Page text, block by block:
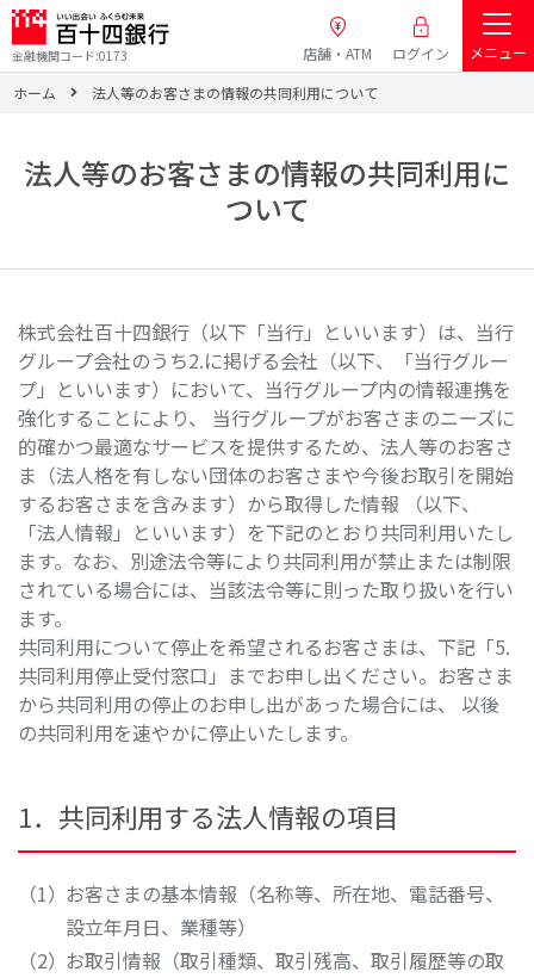
金融機関コード:0173 店舗・ATM ログイン
メニュー
ホーム
法人等のお客さまの情報の共同利用について
法人等のお客さまの情報の共同利用に
ついて
株式会社百十四銀行（以下「当行」といいます）は、当行
グループ会社のうち2.に掲げる会社（以下、「当行グルー
プ」といいます）において、当行グループ内の情報連携を
強化することにより、 当行グループがお客さまのニーズに
的確かつ最適なサービスを提供するため、法人等のお客さ
ま（法人格を有しない団体のお客さまや今後お取引を開始
するお客さまを含みます）から取得した情報 （以下、
「法人情報」といいます）を下記のとおり共同利用いたし
ます。なお、別途法令等により共同利用が禁止または制限
されている場合には、当該法令等に則った取り扱いを行い
ます。
共同利用について停止を希望されるお客さまは、下記「5.
共同利用停止受付窓口」までお申し出ください。お客さま
から共同利用の停止のお申し出があった場合には、 以後
の共同利用を速やかに停止いたします。
1．共同利用する法人情報の項目
お客さまの基本情報（名称等、所在地、電話番号、
設立年月日、業種等）
お取引情報（取引種類、取引残高、取引履歴等の取